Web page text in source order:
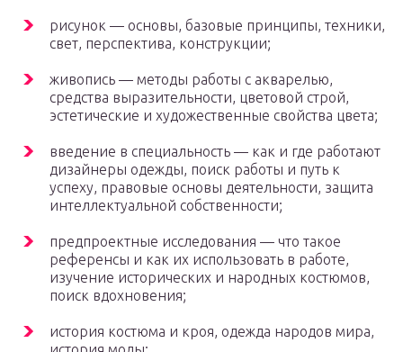
рисунок — основы, базовые принципы, техники,
свет, перспектива, конструкции;
живопись — методы работы с акварелью,
средства выразительности, цветовой строй,
эстетические и художественные свойства цвета;
введение в специальность — как и где работают
дизайнеры одежды, поиск работы и путь к
успеху, правовые основы деятельности, защита
интеллектуальной собственности;
предпроектные исследования — что такое
референсы и как их использовать в работе,
изучение исторических и народных костюмов,
поиск вдохновения;
история костюма и кроя, одежда народов мира,